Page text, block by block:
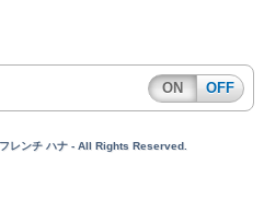
ON OFF
レンチ ハナ - All Rights Reserved.